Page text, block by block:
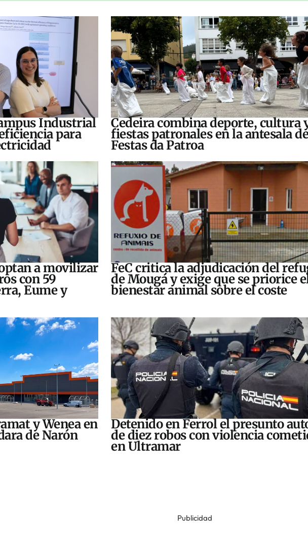
Industrial
para
Cedeira combina deporte, cultura
fiestas patronales en la antesala
Festas da Patroa
a movilizar
con 59
Eume y
FeC critica la adjudicación del
de Mougá y exige que se priorice
bienestar animal sobre el coste
y Wenea en
de Narón
Detenido en Ferrol el presunto
de diez robos con violencia
en Ultramar
Publicidad